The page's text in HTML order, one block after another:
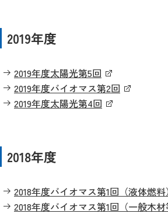
2019年度
2019年度太陽光第5回
2019年度バイオマス第2回
2019年度太陽光第4回
2018年度
2018年度バイオマス第1回（液体燃料）
2018年度バイオマス第1回（一般木材